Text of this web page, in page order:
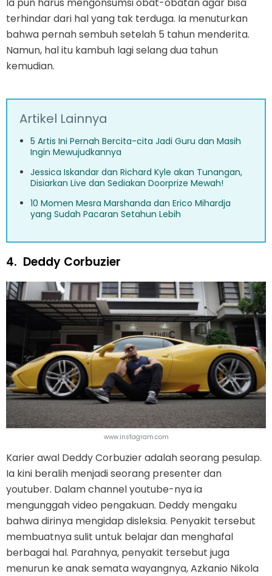
terhindar dari hal yang tak terduga. Ia menuturkan
bahwa pernah sembuh setelah 5 tahun menderita.
Namun, hal itu kambuh lagi selang dua tahun
kemudian.
Artikel Lainnya
5 Artis Ini Pernah Bercita-cita Jadi Guru dan Masih
Ingin Mewujudkannya
Jessica Iskandar dan Richard Kyle akan Tunangan,
Disiarkan Live dan Sediakan Doorprize Mewah!
10 Momen Mesra Marshanda dan Erico Mihardja
yang Sudah Pacaran Setahun Lebih
4. Deddy Corbuzier
www.instagram.com
Karier awal Deddy Corbuzier adalah seorang pesulap.
Ia kini beralih menjadi seorang presenter dan
youtuber. Dalam channel youtube-nya ia
mengunggah video pengakuan. Deddy mengaku
bahwa dirinya mengidap disleksia. Penyakit tersebut
membuatnya sulit untuk belajar dan menghafal
berbagai hal. Parahnya, penyakit tersebut juga
menurun ke anak semata wayangnya, Azkanio Nikola